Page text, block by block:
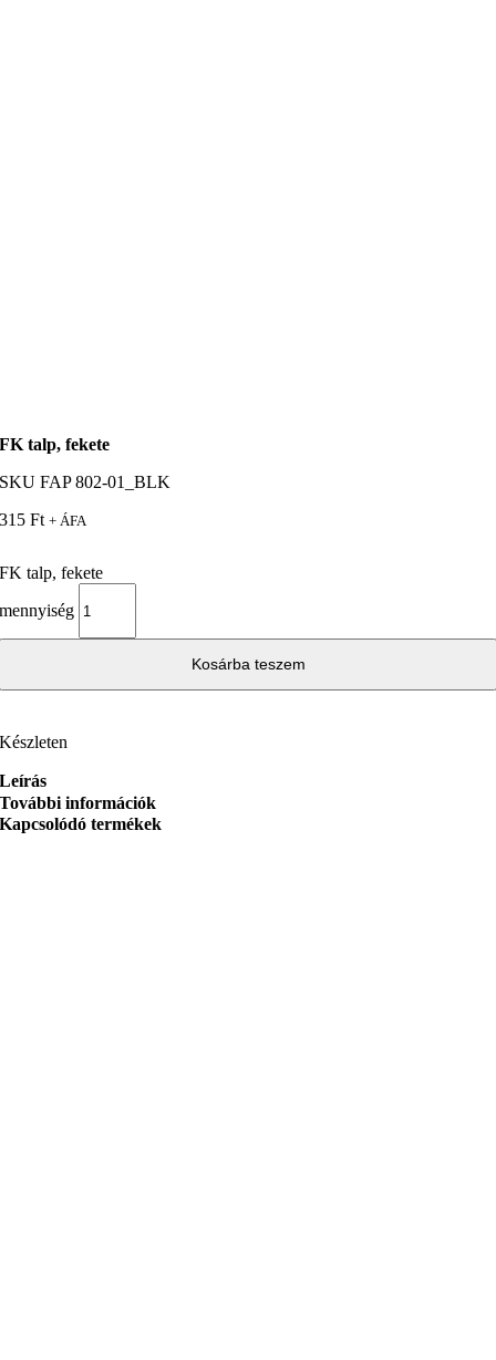
FK talp, fekete
SKUFAP 802-01_BLK
315Ft + ÁFA
FK talp, fekete
mennyiség
Kosárba teszem
Készleten
Leírás
További információk
Kapcsolódó termékek